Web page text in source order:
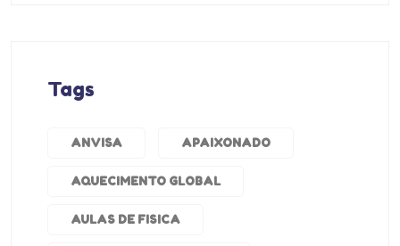
Tags
ANVISA APAIXONADO
AQUECIMENTO GLOBAL
AULAS DE FISICA